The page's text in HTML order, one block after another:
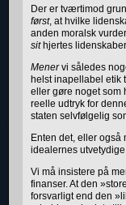
Der er tværtimod
først, at hvilke
anden moralsk
sithjertes
Menervi således
helst inapellabel etik
eller gøre noget som
reelle udtryk for
staten selvfølgelig
Enten det, eller
idealernes
Vi må insistere på
finanser. At den
forsvarligt end den